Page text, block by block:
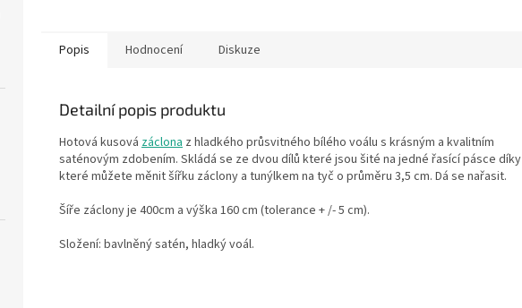
Popis Hodnocení Diskuze
Detailní popis produktu
Hotová kusová záclona z hladkého průsvitného bílého voálu s krásným a kvalitním
saténovým zdobením. Skládá se ze dvou dílů které jsou šité na jedné řasící pásce díky
které můžete měnit šířku záclony a tunýlkem na tyč o průměru 3,5 cm. Dá se nařasit.
Šíře záclony je 400cm a výška 160 cm (tolerance + /- 5 cm).
Složení: bavlněný satén, hladký voál.